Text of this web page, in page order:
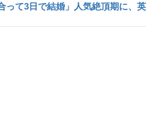
って3日で結婚」人気絶頂期に、英